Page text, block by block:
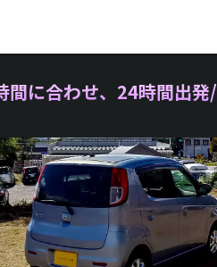
間に合わせ、24時間出発/